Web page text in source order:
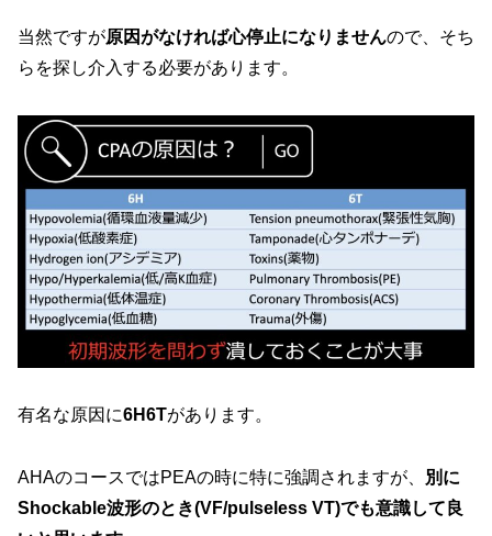
当然ですが原因がなければ心停止になりませんので、そち
らを探し介入する必要があります。
有名な原因に6H6Tがあります。
AHAのコースではPEAの時に特に強調されますが、
別に
Shockable波形のとき(VF/pulseless VT)でも意識して良